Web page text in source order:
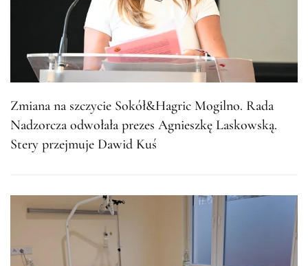
Zmiana na szczycie Sokół&Hagric Mogilno. Rada
Nadzorcza odwołała prezes Agnieszkę Laskowską.
Stery przejmuje Dawid Kuś